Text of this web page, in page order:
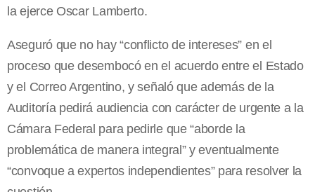
la ejerce Oscar Lamberto.
Aseguró que no hay “conflicto de intereses” en el
proceso que desembocó en el acuerdo entre el Estado
y el Correo Argentino, y señaló que además de la
Auditoría pedirá audiencia con carácter de urgente a la
Cámara Federal para pedirle que “aborde la
problemática de manera integral” y eventualmente
“convoque a expertos independientes” para resolver la